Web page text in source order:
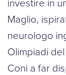
Maglio,
neurologo
Olimpiadi
Coni a far